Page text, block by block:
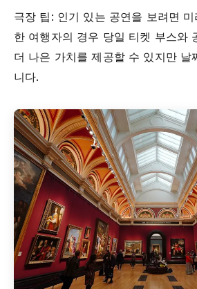
극장 팁: 인기 있는 공연을 보려면
한 여행자의 경우 당일 티켓 부스와
더 나은 가치를 제공할 수 있지만 날
니다.